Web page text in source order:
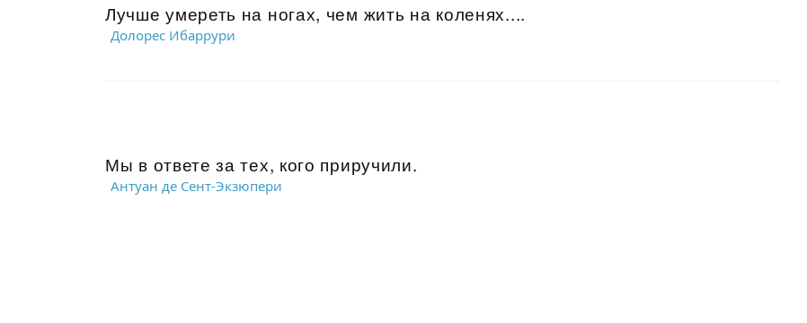
Лучше умереть на ногах, чем жить на коленях....
Долорес Ибаррури
Мы в ответе за тех, кого приручили.
Антуан де Сент-Экзюпери